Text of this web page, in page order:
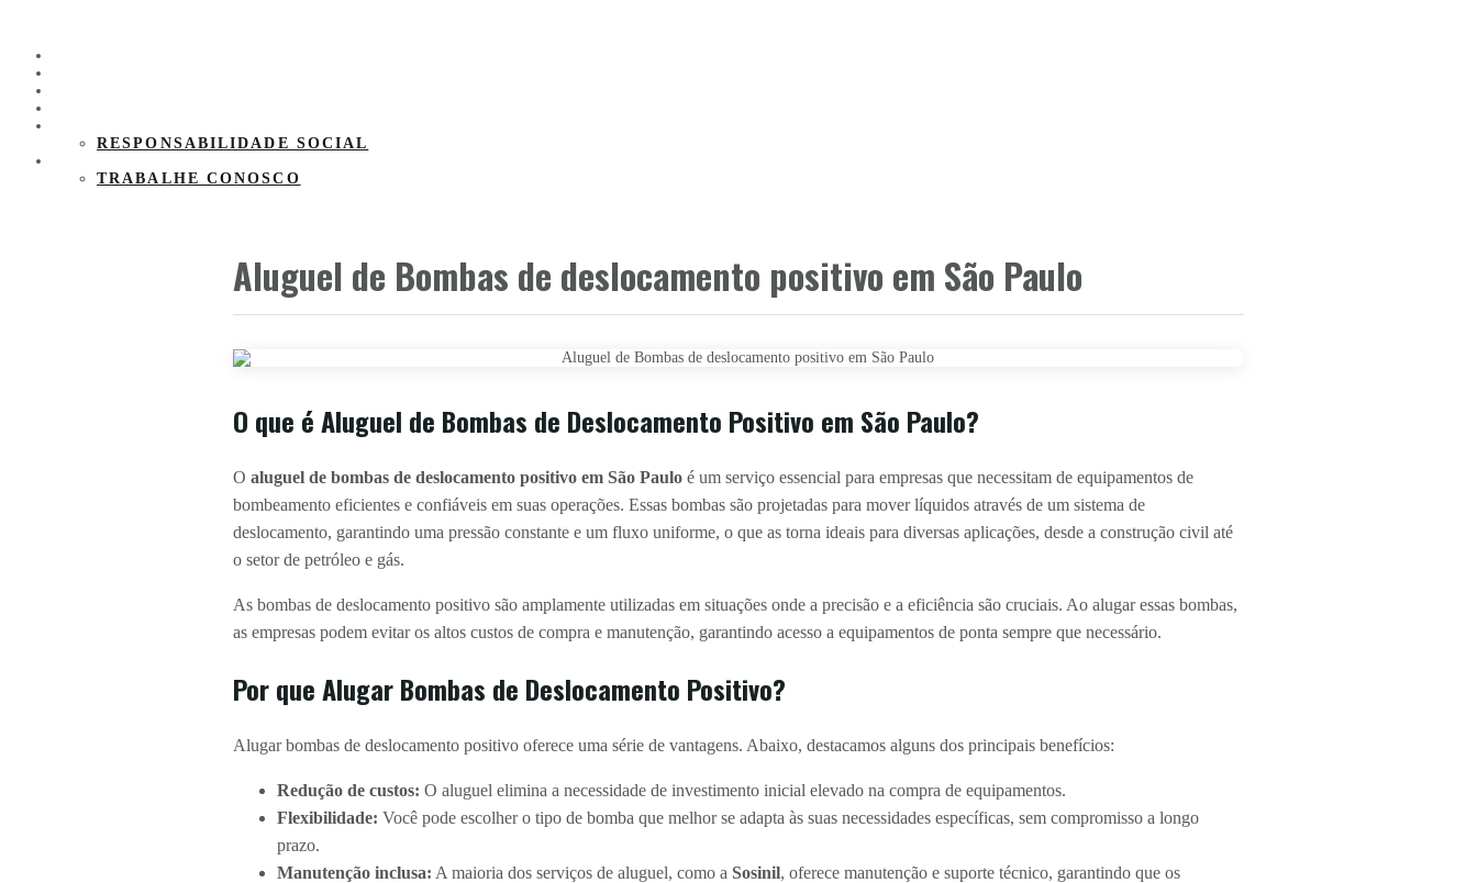
RESPONSABILIDADE SOCIAL
TRABALHE CONOSCO
Aluguel de Bombas de deslocamento positivo em São Paulo
O que é Aluguel de Bombas de Deslocamento Positivo em São Paulo?
O aluguel de bombas de deslocamento positivo em São Paulo é um serviço essencial para empresas que necessitam de equipamentos de
bombeamento eficientes e confiáveis em suas operações. Essas bombas são projetadas para mover líquidos através de um sistema de
deslocamento, garantindo uma pressão constante e um fluxo uniforme, o que as torna ideais para diversas aplicações, desde a construção civil até
o setor de petróleo e gás.
As bombas de deslocamento positivo são amplamente utilizadas em situações onde a precisão e a eficiência são cruciais. Ao alugar essas bombas,
as empresas podem evitar os altos custos de compra e manutenção, garantindo acesso a equipamentos de ponta sempre que necessário.
Por que Alugar Bombas de Deslocamento Positivo?
Alugar bombas de deslocamento positivo oferece uma série de vantagens. Abaixo, destacamos alguns dos principais benefícios:
Redução de custos: O aluguel elimina a necessidade de investimento inicial elevado na compra de equipamentos.
Flexibilidade: Você pode escolher o tipo de bomba que melhor se adapta às suas necessidades específicas, sem compromisso a longo
prazo.
Manutenção inclusa: A maioria dos serviços de aluguel, como a Sosinil, oferece manutenção e suporte técnico, garantindo que os